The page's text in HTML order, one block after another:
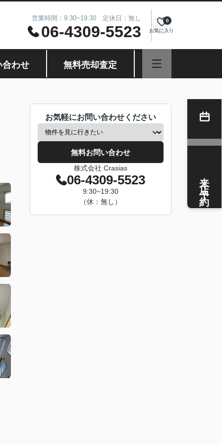
営業時間：9:30~19:30 定休日：無し
06-4309-5523 お気に入り
0
合わせ 無料売却査定
お気軽にお問い合わせください
無料お問い合わせ
株式会社 Crasias
06-4309-5523
9:30~19:30
（休：無し）
来店予約